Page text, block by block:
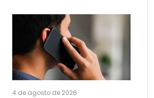
WhatsApp?
4 de agosto de 2026